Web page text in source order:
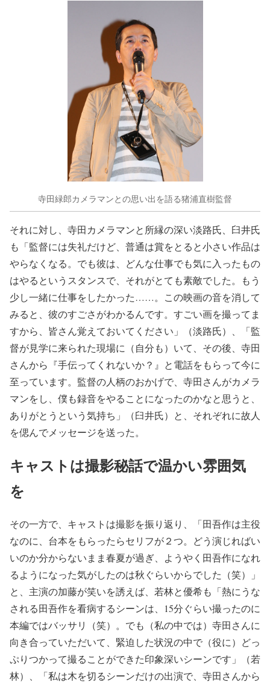
寺田緑郎カメラマンとの思い出を語る猪浦直樹監督
それに対し、寺田カメラマンと所縁の深い淡路氏、臼井氏
も「監督には失礼だけど、普通は賞をとると小さい作品は
やらなくなる。でも彼は、どんな仕事でも気に入ったもの
はやるというスタンスで、それがとても素敵でした。もう
少し一緒に仕事をしたかった……。この映画の音を消して
みると、彼のすごさがわかるんです。すごい画を撮ってま
すから、皆さん覚えておいてください」（淡路氏）、「監
督が見学に来られた現場に（自分も）いて、その後、寺田
さんから『手伝ってくれないか？』と電話をもらって今に
至っています。監督の人柄のおかげで、寺田さんがカメラ
マンをし、僕も録音をやることになったのかなと思うと、
ありがとうという気持ち」（臼井氏）と、それぞれに故人
を偲んでメッセージを送った。
キャストは撮影秘話で温かい雰囲気
を
その一方で、キャストは撮影を振り返り、「田吾作は主役
なのに、台本をもらったらセリフが２つ。どう演じればい
いのか分からないまま春夏が過ぎ、ようやく田吾作になれ
るようになった気がしたのは秋ぐらいからでした（笑）」
と、主演の加藤が笑いを誘えば、若林と優希も「熱にうな
される田吾作を看病するシーンは、15分ぐらい撮ったのに
本編ではバッサリ（笑）。でも（私の中では）寺田さんに
向き合っていただいて、緊迫した状況の中で（役に）どっ
ぷりつかって撮ることができた印象深いシーンです」（若
林）、「私は木を切るシーンだけの出演で、寺田さんから